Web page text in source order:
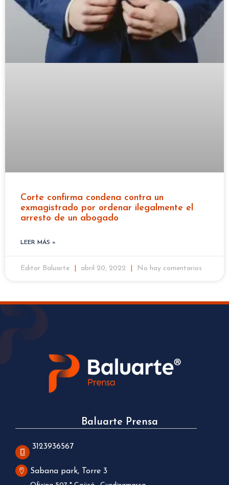
Corte confirma condena contra un
exmagistrado por ordenar ilegalmente el
arresto de un abogado
LEER MÁS »
Editor Baluarte abril 20, 2022 No hay comentarios
Baluarte Prensa
3123936567
Sabana park, Torre 3